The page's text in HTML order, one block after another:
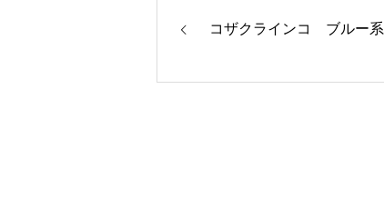
コザクラインコ ブルー系